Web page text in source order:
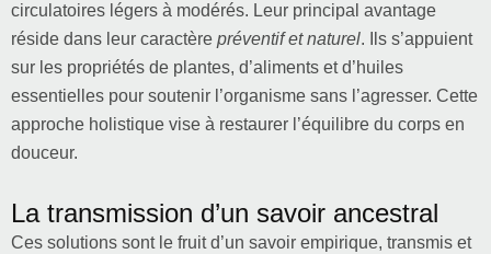
circulatoires légers à modérés. Leur principal avantage
réside dans leur caractère préventif et naturel. Ils s’appuient
sur les propriétés de plantes, d’aliments et d’huiles
essentielles pour soutenir l’organisme sans l’agresser. Cette
approche holistique vise à restaurer l’équilibre du corps en
douceur.
La transmission d’un savoir ancestral
Ces solutions sont le fruit d’un savoir empirique, transmis et